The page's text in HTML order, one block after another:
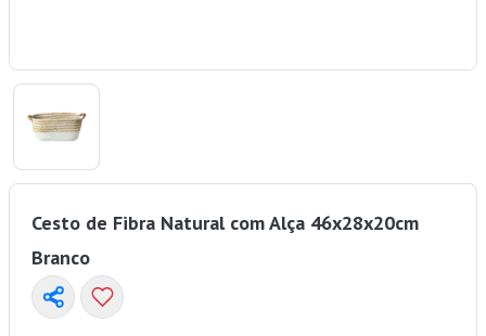
Cesto de Fibra Natural com Alça 46x28x20cm
Branco